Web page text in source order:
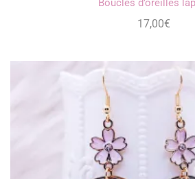
Boucles d’oreilles
17,00€